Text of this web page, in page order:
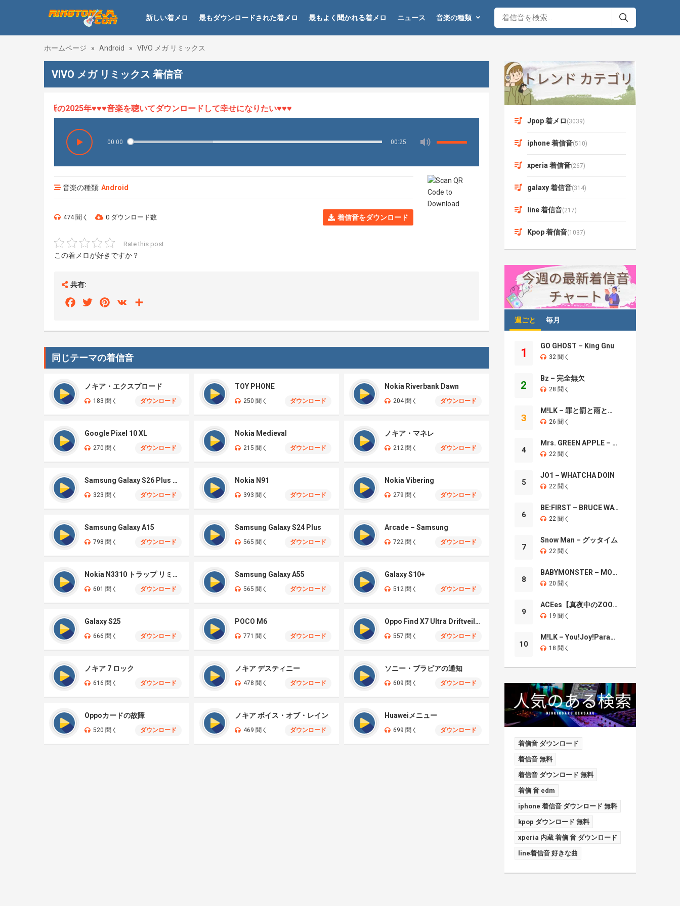
新しい着メロ 最もダウンロードされた着メロ 最もよく聞かれる着メロ ニュース 音楽の種類
ホームページ » Android » VIVO メガ リミックス
VIVO メガ リミックス 着信音
、最新の2025年♥♥♥音楽を聴いてダウンロードして幸せになりたい♥♥♥
00:00 00:25
音楽の種類: Android
474 聞く 0 ダウンロード数 着信音をダウンロード
Rate this post
この着メロが好きですか？
共有:
FacebookTwitterPinterest
VK
同じテーマの着信音
ノキア・エクスプロード
183 聞く ダウンロード
TOY PHONE
250 聞く ダウンロード
Nokia Riverbank Dawn
204 聞く ダウンロード
Google Pixel 10 XL
270 聞く ダウンロード
Nokia Medieval
215 聞く ダウンロード
ノキア・マネレ
212 聞く ダウンロード
Samsung Galaxy S26 Plus オリジナル
323 聞く ダウンロード
Nokia N91
393 聞く ダウンロード
Nokia Vibering
279 聞く ダウンロード
Samsung Galaxy A15
798 聞く ダウンロード
Samsung Galaxy S24 Plus
565 聞く ダウンロード
Arcade – Samsung
722 聞く ダウンロード
Nokia N3310 トラップ リミックス
601 聞く ダウンロード
Samsung Galaxy A55
565 聞く ダウンロード
Galaxy S10+
512 聞く ダウンロード
Galaxy S25
666 聞く ダウンロード
POCO M6
771 聞く ダウンロード
Oppo Find X7 Ultra Driftveil Dancing
557 聞く ダウンロード
ノキア 7 ロック
616 聞く ダウンロード
ノキア デスティニー
478 聞く ダウンロード
ソニー・ブラビアの通知
609 聞く ダウンロード
Oppoカードの故障
520 聞く ダウンロード
ノキア ボイス・オブ・レイン
469 聞く ダウンロード
Huaweiメニュー
699 聞く ダウンロード
Jpop 着メロ (3039)
iphone 着信音(510)
xperia 着信音(267)
galaxy 着信音(314)
line 着信音(217)
Kpop 着信音(1037)
週ごと 毎月
1
GO GHOST – King Gnu
32 聞く
2
Bz – 完全無欠
28 聞く
3
M!LK – 罪と罰と雨とキス
26 聞く
4
Mrs. GREEN APPLE – Brand New
22 聞く
5
JO1 – WHATCHA DOIN
22 聞く
6
BE:FIRST – BRUCE WAYNE
22 聞く
7
Snow Man – グッタイム
22 聞く
8
BABYMONSTER – MOON
20 聞く
9
ACEes【真夜中のZOO】
19 聞く
10
M!LK – You!Joy!Parade!
18 聞く
着信音 ダウンロード
着信音 無料
着信音 ダウンロード 無料
着信 音 edm
iphone 着信音 ダウンロード 無料
kpop ダウンロード 無料
xperia 内蔵 着信 音 ダウンロード
line着信音 好きな曲